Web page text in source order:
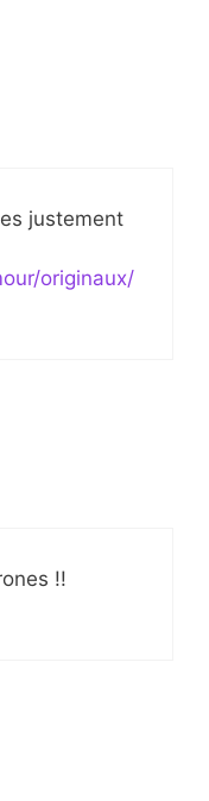
justement
originaux/
!!